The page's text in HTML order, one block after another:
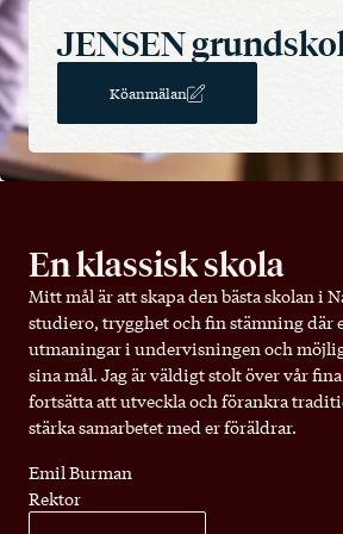
JENSEN
Köanmälan
Emil Burman
Rektor
En klassisk skola
Mitt mål är att skapa den bästa skolan i
studiero, trygghet och fin stämning där
utmaningar i undervisningen och
sina mål. Jag är väldigt stolt över vår
fortsätta att utveckla och förankra
stärka samarbetet med er föräldrar.